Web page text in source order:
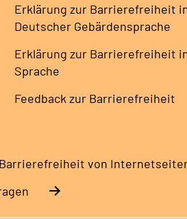
Erklärung zur Barrierefreiheit
Deutscher Gebärdensprache
Erklärung zur Barrierefreiheit
Sprache
Feedback zur Barrierefreiheit
von